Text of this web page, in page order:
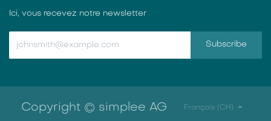
Ici, vous recevez notre newsletter
Subscribe
Copyright © simplee AG Français (CH)